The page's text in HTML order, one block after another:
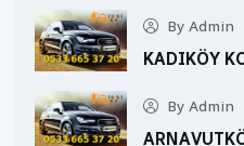
By Admin
KADIKÖY
By Admin